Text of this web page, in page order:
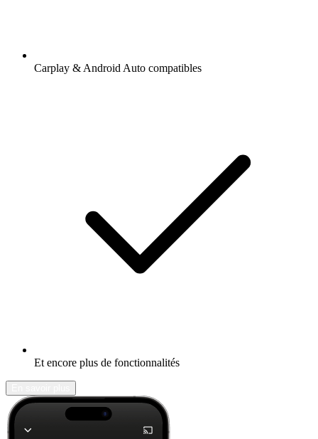
Carplay & Android Auto compatibles
Et encore plus de fonctionnalités